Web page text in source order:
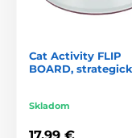
Cat Activity FLIP
BOARD,
Skladom